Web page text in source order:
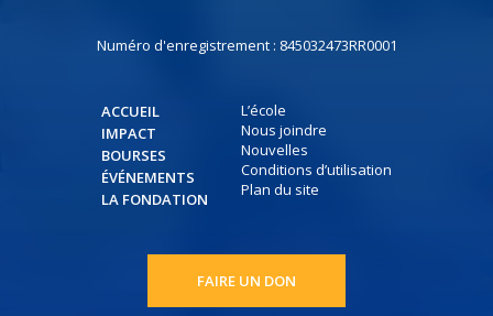
Numéro d'enregistrement : 845032473RR0001
ACCUEIL
IMPACT
BOURSES
ÉVÉNEMENTS
LA FONDATION
L’école
Nous joindre
Nouvelles
Conditions d’utilisation
Plan du site
FAIRE UN DON